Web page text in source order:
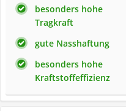
besonders hohe
Tragkraft
gute Nasshaftung
besonders hohe
Kraftstoffeffizienz